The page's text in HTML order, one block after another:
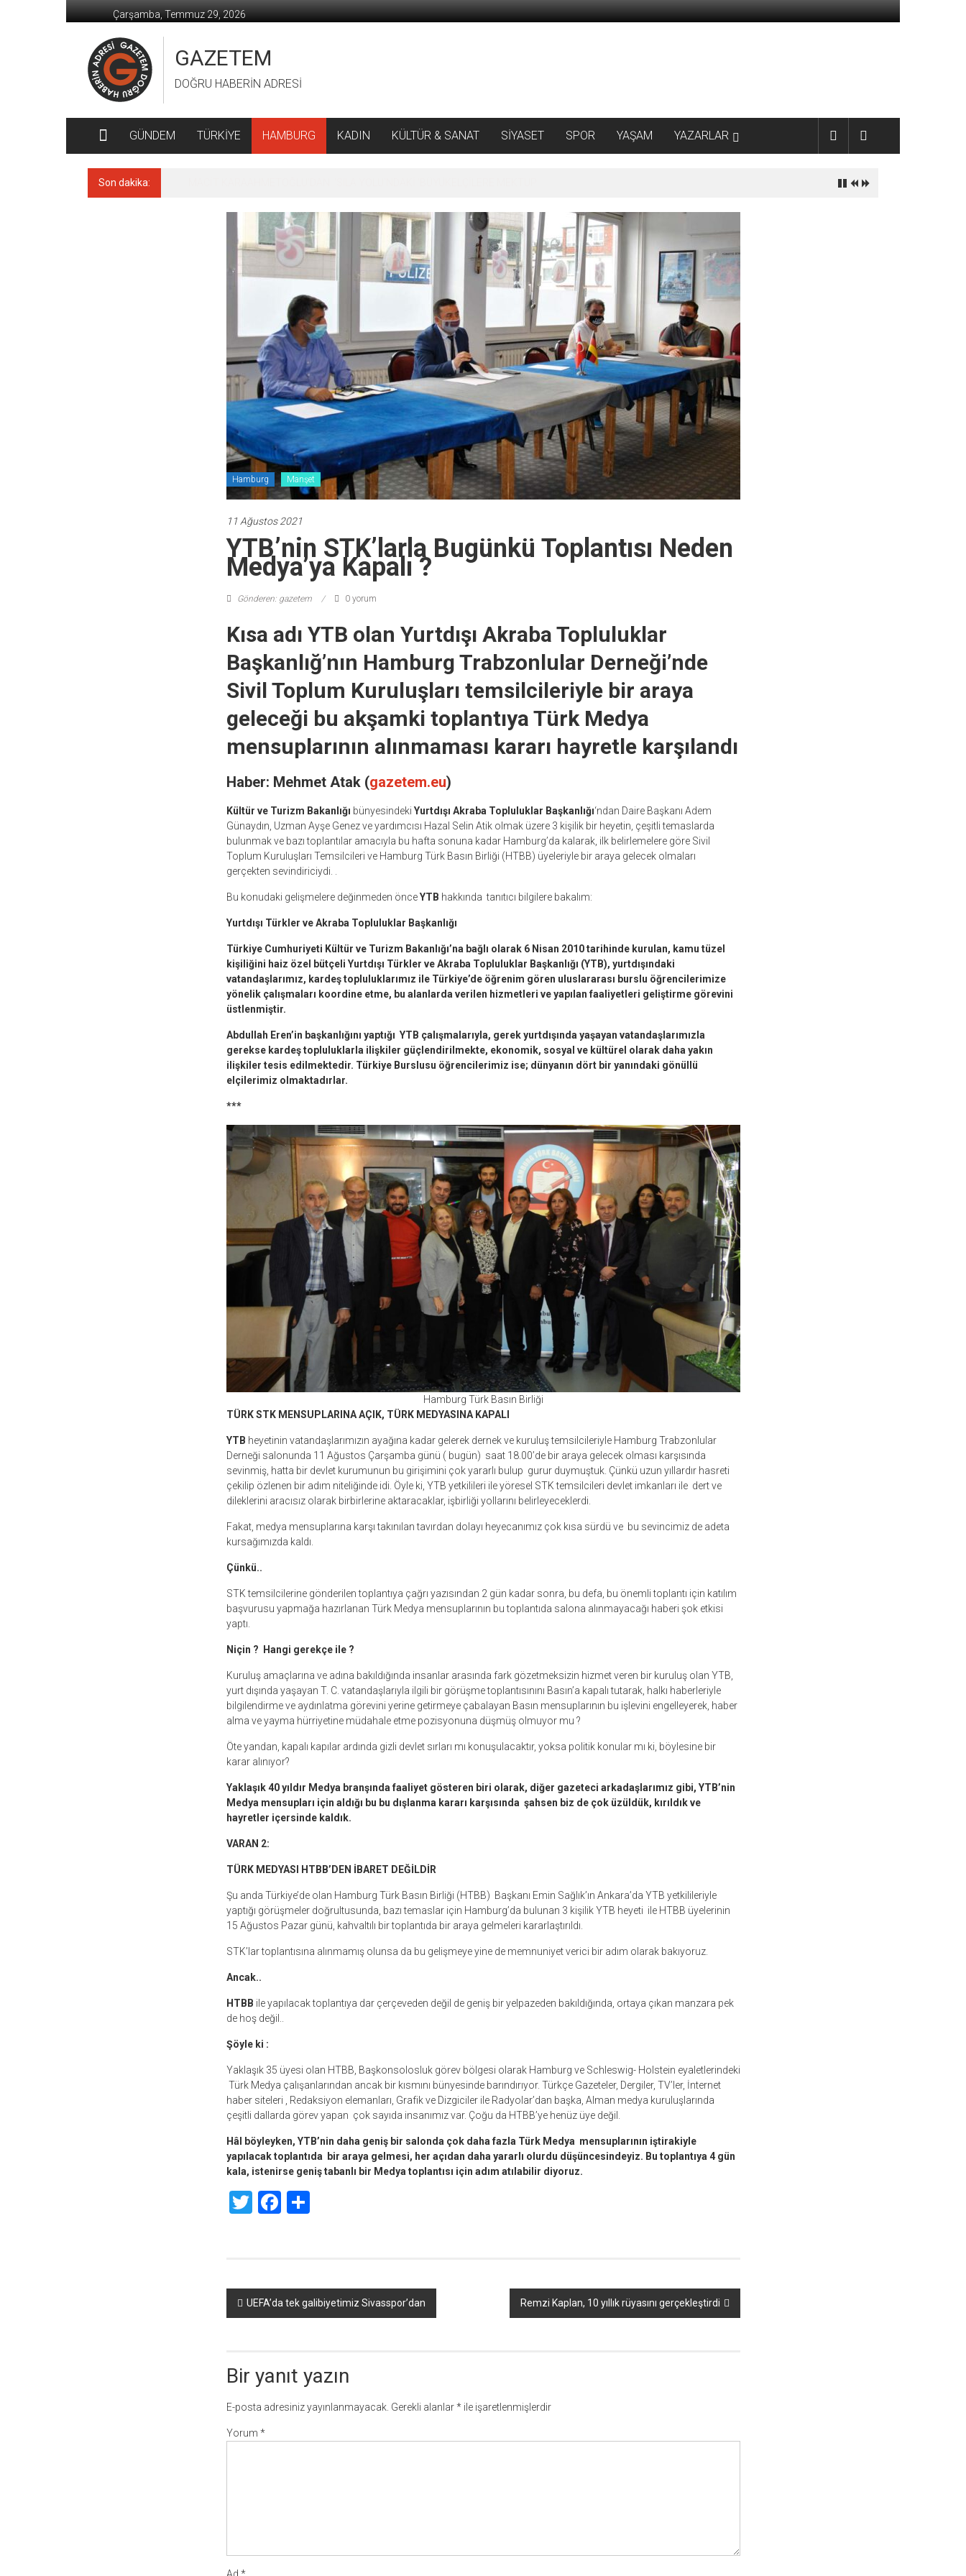
geç
Çarşamba, Temmuz 29, 2026
GAZETEM
DOĞRU HABERİN ADRESİ
GÜNDEM TÜRKİYE HAMBURG KADIN KÜLTÜR & SANAT SİYASET SPOR YAŞAM YAZARLAR
Son dakika:
Hamburg Manşet
11 Ağustos 2021
YTB’nin STK’larla Bugünkü Toplantısı Neden
Medya’ya Kapalı ?
Gönderen: gazetem 0 yorum
Kısa adı YTB olan Yurtdışı Akraba Topluluklar
Başkanlığ’nın Hamburg Trabzonlular Derneği’nde
Sivil Toplum Kuruluşları temsilcileriyle bir araya
geleceği bu akşamki toplantıya Türk Medya
mensuplarının alınmaması kararı hayretle karşılandı
Haber: Mehmet Atak (gazetem.eu)
Kültür ve Turizm Bakanlığı bünyesindeki Yurtdışı Akraba Topluluklar Başkanlığı‘ndan Daire Başkanı Adem
Günaydın, Uzman Ayşe Genez ve yardımcısı Hazal Selin Atik olmak üzere 3 kişilik bir heyetin, çeşitli temaslarda
bulunmak ve bazı toplantılar amacıyla bu hafta sonuna kadar Hamburg’da kalarak, ilk belirlemelere göre Sivil
Toplum Kuruluşları Temsilcileri ve Hamburg Türk Basın Birliği (HTBB) üyeleriyle bir araya gelecek olmaları
gerçekten sevindiriciydi. .
Bu konudaki gelişmelere değinmeden önceYTB hakkında tanıtıcı bilgilere bakalım:
Yurtdışı Türkler ve Akraba Topluluklar Başkanlığı
Türkiye Cumhuriyeti Kültür ve Turizm Bakanlığı’na bağlı olarak 6 Nisan 2010 tarihinde kurulan, kamu tüzel
kişiliğini haiz özel bütçeli Yurtdışı Türkler ve Akraba Topluluklar Başkanlığı (YTB), yurtdışındaki
vatandaşlarımız, kardeş topluluklarımız ile Türkiye’de öğrenim gören uluslararası burslu öğrencilerimize
yönelik çalışmaları koordine etme, bu alanlarda verilen hizmetleri ve yapılan faaliyetleri geliştirme görevini
üstlenmiştir.
Abdullah Eren’in başkanlığını yaptığı YTB çalışmalarıyla, gerek yurtdışında yaşayan vatandaşlarımızla
gerekse kardeş topluluklarla ilişkiler güçlendirilmekte, ekonomik, sosyal ve kültürel olarak daha yakın
ilişkiler tesis edilmektedir. Türkiye Burslusu öğrencilerimiz ise; dünyanın dört bir yanındaki gönüllü
elçilerimiz olmaktadırlar.
***
Hamburg Türk Basın Birliği
TÜRK STK MENSUPLARINA AÇIK, TÜRK MEDYASINA KAPALI
YTB heyetinin vatandaşlarımızın ayağına kadar gelerek dernek ve kuruluş temsilcileriyle Hamburg Trabzonlular
Derneği salonunda 11 Ağustos Çarşamba günü ( bugün) saat 18.00’de bir araya gelecek olması karşısında
sevinmiş, hatta bir devlet kurumunun bu girişimini çok yararlı bulup gurur duymuştuk. Çünkü uzun yıllardır hasreti
çekilip özlenen bir adım niteliğinde idi. Öyle ki, YTB yetkilileri ile yöresel STK temsilcileri devlet imkanları ile dert ve
dileklerini aracısız olarak birbirlerine aktaracaklar, işbirliği yollarını belirleyeceklerdi.
Fakat, medya mensuplarına karşı takınılan tavırdan dolayı heyecanımız çok kısa sürdü ve bu sevincimiz de adeta
kursağımızda kaldı.
Çünkü..
STK temsilcilerine gönderilen toplantıya çağrı yazısından 2 gün kadar sonra, bu defa, bu önemli toplantı için katılım
başvurusu yapmağa hazırlanan Türk Medya mensuplarının bu toplantıda salona alınmayacağı haberi şok etkisi
yaptı.
Niçin ? Hangi gerekçe ile ?
Kuruluş amaçlarına ve adına bakıldığında insanlar arasında fark gözetmeksizin hizmet veren bir kuruluş olan YTB,
yurt dışında yaşayan T. C. vatandaşlarıyla ilgili bir görüşme toplantısınını Basın’a kapalı tutarak, halkı haberleriyle
bilgilendirme ve aydınlatma görevini yerine getirmeye çabalayan Basın mensuplarının bu işlevini engelleyerek, haber
alma ve yayma hürriyetine müdahale etme pozisyonuna düşmüş olmuyor mu ?
Öte yandan, kapalı kapılar ardında gizli devlet sırları mı konuşulacaktır, yoksa politik konular mı ki, böylesine bir
karar alınıyor?
Yaklaşık 40 yıldır Medya branşında faaliyet gösteren biri olarak, diğer gazeteci arkadaşlarımız gibi, YTB’nin
Medya mensupları için aldığı bu bu dışlanma kararı karşısında şahsen biz de çok üzüldük, kırıldık ve
hayretler içersinde kaldık.
VARAN 2:
TÜRK MEDYASI HTBB’DEN İBARET DEĞİLDİR
Şu anda Türkiye’de olan Hamburg Türk Basın Birliği (HTBB) Başkanı Emin Sağlık’ın Ankara’da YTB yetkilileriyle
yaptığı görüşmeler doğrultusunda, bazı temaslar için Hamburg’da bulunan 3 kişilik YTB heyeti ile HTBB üyelerinin
15 Ağustos Pazar günü, kahvaltılı bir toplantıda bir araya gelmeleri kararlaştırıldı.
STK’lar toplantısına alınmamış olunsa da bu gelişmeye yine de memnuniyet verici bir adım olarak bakıyoruz.
Ancak..
HTBB ile yapılacak toplantıya dar çerçeveden değil de geniş bir yelpazeden bakıldığında, ortaya çıkan manzara pek
de hoş değil..
Şöyle ki :
Yaklaşık 35 üyesi olan HTBB, Başkonsolosluk görev bölgesi olarak Hamburg ve Schleswig- Holstein eyaletlerindeki
Türk Medya çalışanlarından ancak bir kısmını bünyesinde barındırıyor. Türkçe Gazeteler, Dergiler, TV’ler, İnternet
haber siteleri , Redaksiyon elemanları, Grafik ve Dizgiciler ile Radyolar’dan başka, Alman medya kuruluşlarında
çeşitli dallarda görev yapan çok sayıda insanımız var. Çoğu da HTBB’ye henüz üye değil.
Hâl böyleyken, YTB’nin daha geniş bir salonda çok daha fazla Türk Medya mensuplarının iştirakiyle
yapılacak toplantıda bir araya gelmesi, her açıdan daha yararlı olurdu düşüncesindeyiz. Bu toplantıya 4 gün
kala, istenirse geniş tabanlı bir Medya toplantısı için adım atılabilir diyoruz.
TwitterFacebook
Share
Yazı
dolaşımı
UEFA’da tek galibiyetimiz Sivasspor’dan Remzi Kaplan, 10 yıllık rüyasını gerçekleştirdi
Bir yanıt yazın
E-posta adresiniz yayınlanmayacak. Gerekli alanlar*ile işaretlenmişlerdir
Yorum *